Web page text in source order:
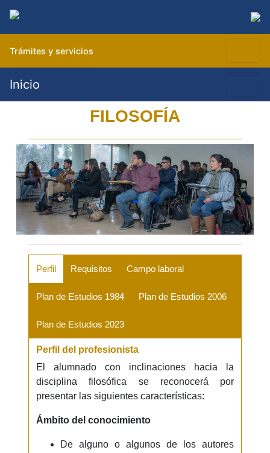
Trámites y servicios
Inicio
FILOSOFÍA
Perfil Requisitos Campo laboral
Plan de Estudios 1984 Plan de Estudios 2006
Plan de Estudios 2023
Perfil del profesionista
El alumnado con inclinaciones hacia la
disciplina filosófica se reconocerá por
presentar las siguientes características:
Ámbito del conocimiento
De alguno o algunos de los autores